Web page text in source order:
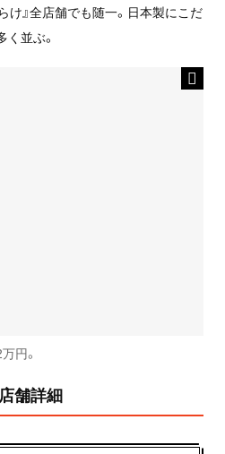
け』全店舗でも随一。日本製にこだ
並ぶ。
円。
舗詳細